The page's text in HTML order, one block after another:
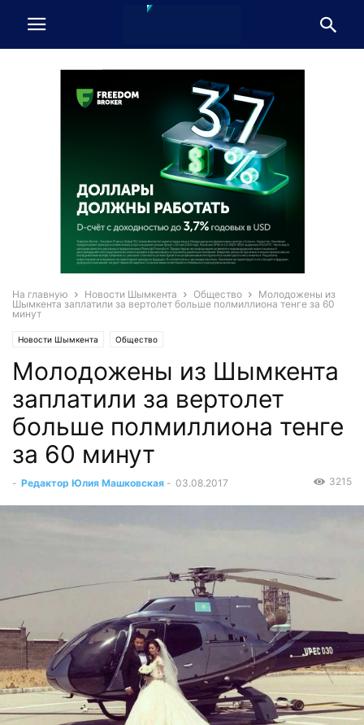
На главную Новости Шымкента Общество
Молодожены из
Шымкента заплатили за вертолет больше полмиллиона тенге за 60
минут
Новости Шымкента Общество
Молодожены из Шымкента
заплатили за вертолет
больше полмиллиона тенге
за 60 минут
- Редактор Юлия Машковская - 03.08.2017 3215